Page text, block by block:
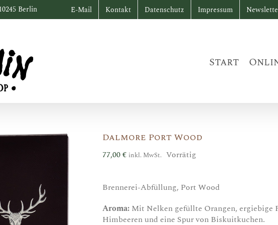
Berlin E-Mail Kontakt Datenschutz Impressum
Start
Dalmore Port Wood
77,00€ inkl. MwSt. Vorrätig
Brennerei-Abfüllung, Port Wood
Aroma: Mit Nelken gefüllte Orangen, ergiebige
Himbeeren und eine Spur von Biskuitkuchen.